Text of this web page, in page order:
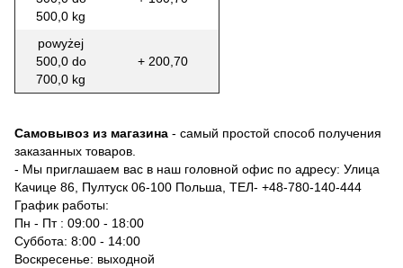
500,0 kg
powyżej
500,0 do
700,0 kg
+ 200,70
Самовывоз из магазина - самый простой способ получения
заказанных товаров.
- Мы приглашаем вас в наш головной офис по адресу: Улица
Качице 86, Пултуск 06-100 Польша, ТЕЛ- +48-780-140-444
График работы:
Пн - Пт : 09:00 - 18:00
Суббота: 8:00 - 14:00
Воскресенье: выходной